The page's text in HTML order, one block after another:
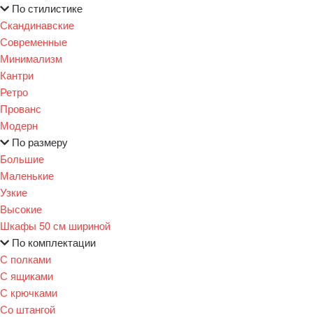
По стилистике
Скандинавские
Современные
Минимализм
Кантри
Ретро
Прованс
Модерн
По размеру
Большие
Маленькие
Узкие
Высокие
Шкафы 50 см шириной
По комплектации
С полками
С ящиками
С крючками
Со штангой